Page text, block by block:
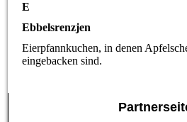
E
Ebbelsrenzjen
Eierpfannkuchen, in denen
eingebacken sind.